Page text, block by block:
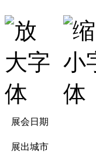
展会日期
展出城市